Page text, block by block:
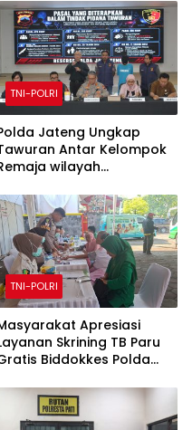
TNI-POLRI
Jateng Ungkap
Antar Kelompok
wilayah
Ditahan dan 17
Diburu
TNI-POLRI
Apresiasi
Skrining TB Paru
Biddokkes Polda
Sam Poo Kong